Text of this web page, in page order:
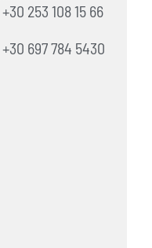
+30 253 108 15 66
+30 697 784 5430